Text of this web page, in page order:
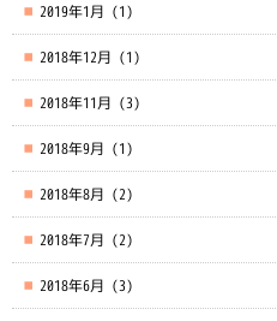
2019年1月 (1)
2018年12月 (1)
2018年11月 (3)
2018年9月 (1)
2018年8月 (2)
2018年7月 (2)
2018年6月 (3)